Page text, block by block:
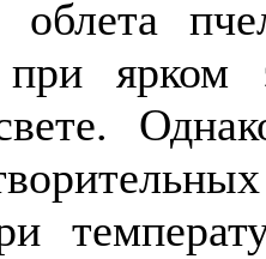
облета
ярком